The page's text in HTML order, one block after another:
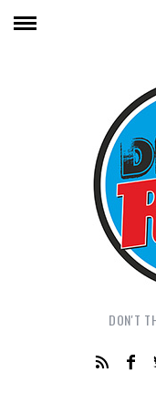
DON'T